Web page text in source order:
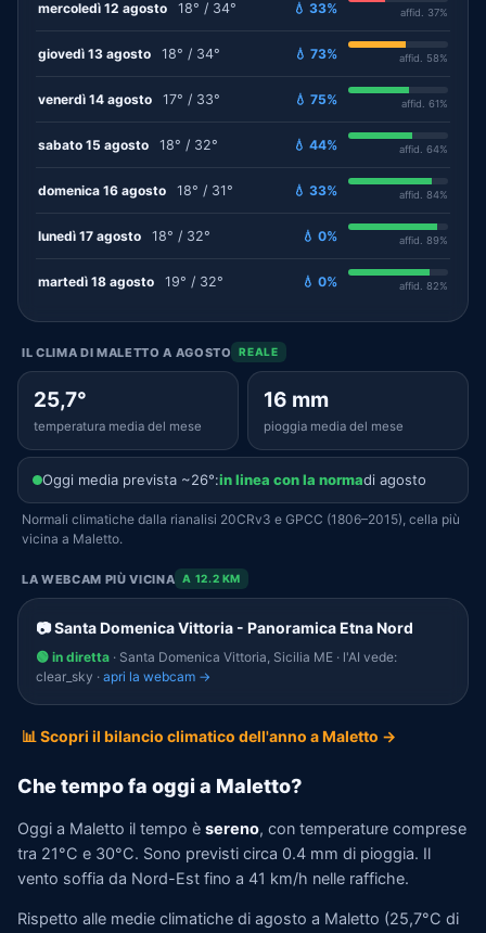
mercoledì 12 agosto 18° / 34° 💧 33% affid. 37%
giovedì 13 agosto 18° / 34° 💧 73% affid. 58%
venerdì 14 agosto 17° / 33° 💧 75% affid. 61%
sabato 15 agosto 18° / 32° 💧 44% affid. 64%
domenica 16 agosto 18° / 31° 💧 33% affid. 84%
lunedì 17 agosto 18° / 32° 💧 0% affid. 89%
martedì 18 agosto 19° / 32° 💧 0% affid. 82%
IL CLIMA DI MALETTO A AGOSTO REALE
25,7°
temperatura media del mese
16 mm
pioggia media del mese
Oggi media prevista ~26°:in linea con la normadi agosto
Normali climatiche dalla rianalisi 20CRv3 e GPCC (1806–2015), cella più
vicina a Maletto.
LA WEBCAM PIÙ VICINA A 12.2 KM
📷 Santa Domenica Vittoria - Panoramica Etna Nord
🟢 in diretta · Santa Domenica Vittoria, Sicilia ME · l'AI vede:
clear_sky · apri la webcam →
📊 Scopri il bilancio climatico dell'anno a Maletto →
Che tempo fa oggi a Maletto?
Oggi a Maletto il tempo è sereno, con temperature comprese
tra 21°C e 30°C. Sono previsti circa 0.4 mm di pioggia. Il
vento soffia da Nord-Est fino a 41 km/h nelle raffiche.
Rispetto alle medie climatiche di agosto a Maletto (25,7°C di